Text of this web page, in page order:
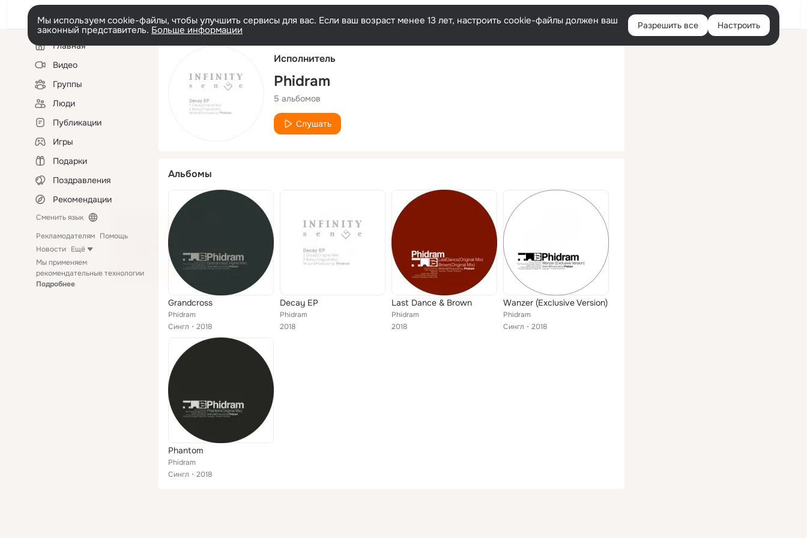
Русский Войти
Мы используем cookie-файлы, чтобы улучшить сервисы для вас. Если ваш возраст менее 13 лет, настроить cookie-файлы должен ваш
законный представитель. Больше информации Разрешить все Настроить
Левая
колонкаГлавная
Видео
Группы
Люди
Публикации
Игры
Подарки
Поздравления
Рекомендации
Сменить язык
Рекламодателям Помощь
Новости Ещё
Мы применяем
рекомендательные технологии
Подробнее
Исполнитель
Phidram
5 альбомов
Слушать
Альбомы
Grandcross
Phidram
Сингл
2018
Decay EP
Phidram
2018
Last Dance & Brown
Phidram
2018
Wanzer (Exclusive Version)
Phidram
Сингл
2018
Phantom
Phidram
Сингл
2018